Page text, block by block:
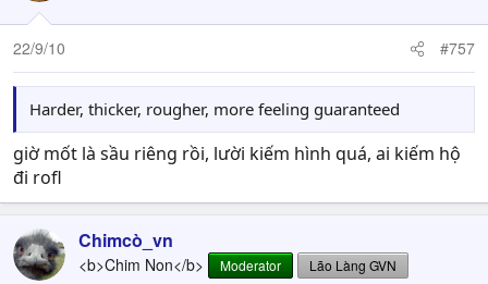
22/9/10 #757
Harder, thicker, rougher, more feeling guaranteed
giờ mốt là sầu riêng rồi, lười kiếm hình quá, ai kiếm hộ
đi rofl
Chimcò_vn
<b>Chim Non</b> Moderator Lão Làng GVN